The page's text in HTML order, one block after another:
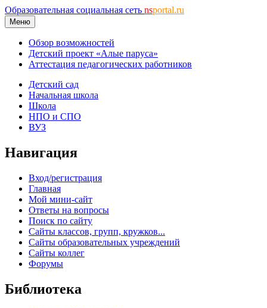
Образовательная социальная сеть nsportal.ru
Меню
Обзор возможностей
Детский проект «Алые паруса»
Аттестация педагогических работников
Детский сад
Начальная школа
Школа
НПО и СПО
ВУЗ
Навигация
Вход/регистрация
Главная
Мой мини-сайт
Ответы на вопросы
Поиск по сайту
Сайты классов, групп, кружков...
Сайты образовательных учреждений
Сайты коллег
Форумы
Библиотека